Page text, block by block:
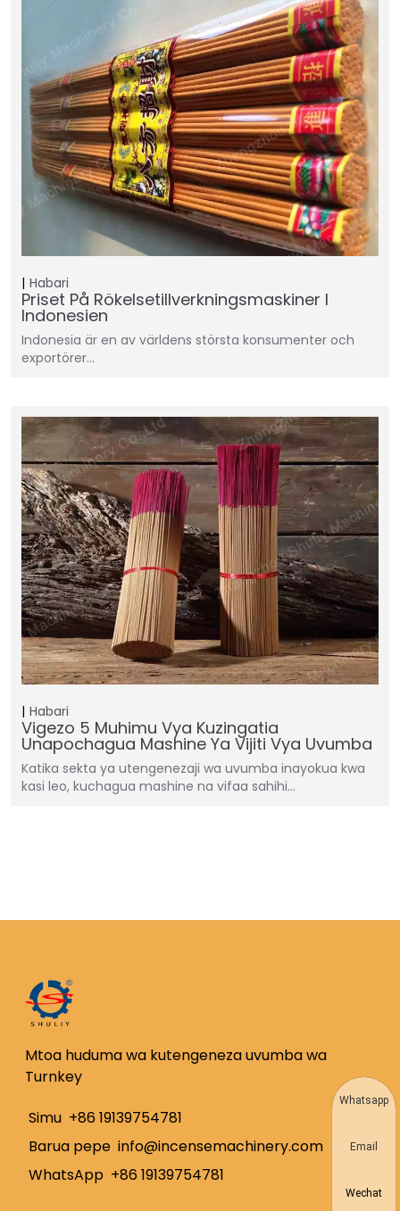
Habari
Priset På Rökelsetillverkningsmaskiner I
Indonesien
Indonesia är en av världens största konsumenter och
exportörer…
Habari
Vigezo 5 Muhimu Vya Kuzingatia
Unapochagua Mashine Ya Vijiti Vya Uvumba
Katika sekta ya utengenezaji wa uvumba inayokua kwa
kasi leo, kuchagua mashine na vifaa sahihi…
Mtoa huduma wa kutengeneza uvumba wa
Turnkey
Simu +86 19139754781
Barua pepe info@incensemachinery.com
WhatsApp +86 19139754781
Whatsapp
Email
Wechat